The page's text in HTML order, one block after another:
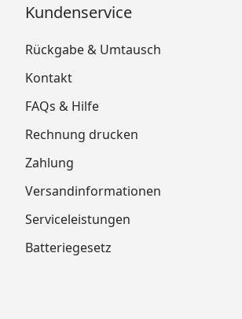
Kundenservice
Rückgabe & Umtausch
Kontakt
FAQs & Hilfe
Rechnung drucken
Zahlung
Versandinformationen
Serviceleistungen
Batteriegesetz